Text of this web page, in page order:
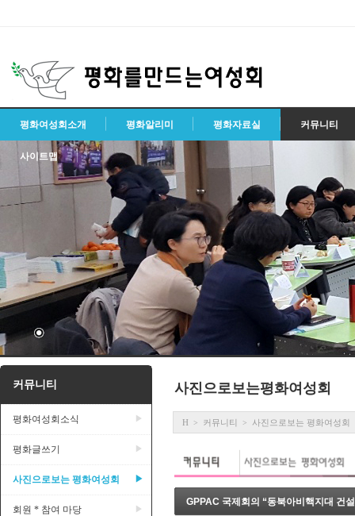
평화여성회소개 평화알리미 평화자료실 커뮤니티
사이트맵
커뮤니티
평화여성회소식 ▶
평화글쓰기 ▶
사진으로보는 평화여성회 ▶
회원 * 참여 마당 ▶
사진으로보는평화여성회
H > 커뮤니티 > 사진으로보는 평화여성회
GPPAC 국제회의 “동북아비핵지대 건